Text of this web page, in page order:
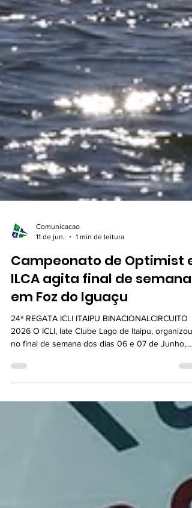
Comunicacao
Campeonato de Optimist e
ILCA agita final de semana
em Foz do Iguaçu
24ª REGATA ICLI ITAIPU BINACIONALCIRCUITO
2026 O ICLI, Iate Clube Lago de Itaipu, organizou
monotipos, Optimist e ILCA. Com total de 45
como grande destaque a estreia da categoria
6 e ILCA 7, que são veleiros monotipos mais
tecnicos e exigentes dos atletas. Este evento
contou com o patrocinio ITAIPU MAIS QUE